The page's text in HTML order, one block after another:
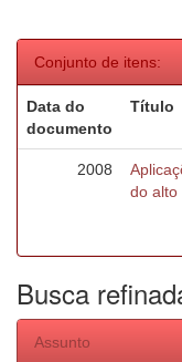
Conjunto de itens:
Data do
documento
Título
2008
do alto
Busca
Assunto